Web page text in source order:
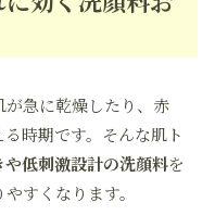
急に乾燥したり、赤
時期です。そんな肌ト
低刺激設計の洗顔料を
すくなります。